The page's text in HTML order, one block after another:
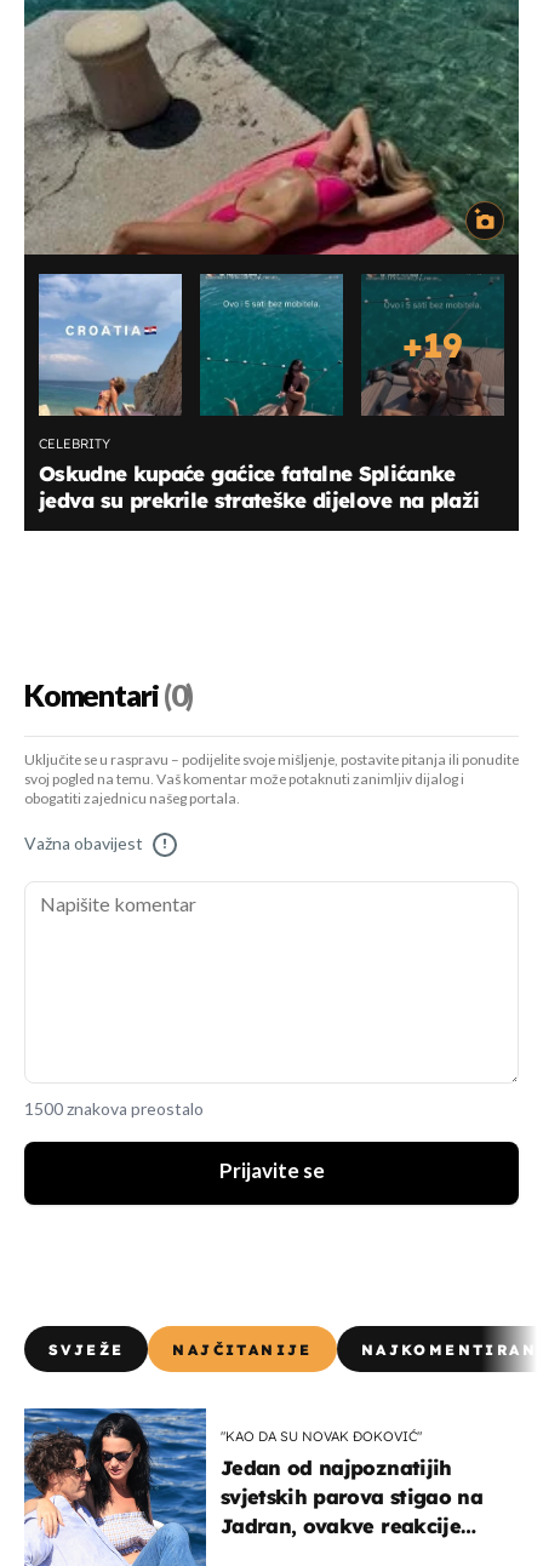
+19
CELEBRITY
Oskudne kupaće gaćice fatalne Splićanke
jedva su prekrile strateške dijelove na plaži
Komentari(0)
Uključite se u raspravu – podijelite svoje mišljenje, postavite pitanja ili ponudite
svoj pogled na temu. Vaš komentar može potaknuti zanimljiv dijalog i
obogatiti zajednicu našeg portala.
Važna obavijest !
1500 znakova preostalo
Prijavite se
SVJEŽE NAJČITANIJE
"KAO DA SU NOVAK ĐOKOVIĆ"
Jedan od najpoznatijih
svjetskih parova stigao na
Jadran, ovakve reakcije